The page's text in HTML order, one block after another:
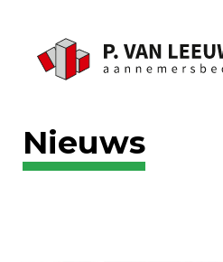
Nieuws